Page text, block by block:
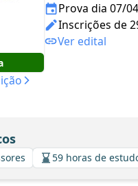
Prova dia 07/
Inscrições de
Ver edital
59 horas de